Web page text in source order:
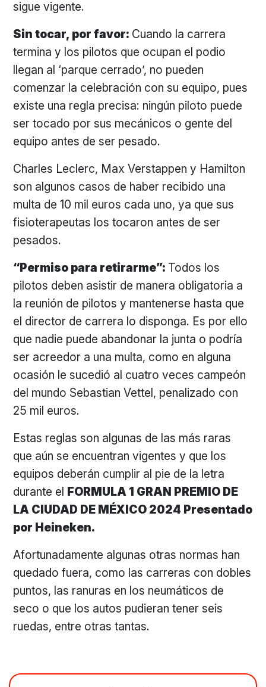
sigue vigente.
Sin tocar, por favor: Cuando la carrera
termina y los pilotos que ocupan el podio
llegan al ‘parque cerrado’, no pueden
comenzar la celebración con su equipo, pues
existe una regla precisa: ningún piloto puede
ser tocado por sus mecánicos o gente del
equipo antes de ser pesado.
Charles Leclerc, Max Verstappen y Hamilton
son algunos casos de haber recibido una
multa de 10 mil euros cada uno, ya que sus
fisioterapeutas los tocaron antes de ser
pesados.
“Permiso para retirarme”: Todos los
pilotos deben asistir de manera obligatoria a
la reunión de pilotos y mantenerse hasta que
el director de carrera lo disponga. Es por ello
que nadie puede abandonar la junta o podría
ser acreedor a una multa, como en alguna
ocasión le sucedió al cuatro veces campeón
del mundo Sebastian Vettel, penalizado con
25 mil euros.
Estas reglas son algunas de las más raras
que aún se encuentran vigentes y que los
equipos deberán cumplir al pie de la letra
durante el FORMULA 1 GRAN PREMIO DE
LA CIUDAD DE MÉXICO 2024 Presentado
por Heineken.
Afortunadamente algunas otras normas han
quedado fuera, como las carreras con dobles
puntos, las ranuras en los neumáticos de
seco o que los autos pudieran tener seis
ruedas, entre otras tantas.